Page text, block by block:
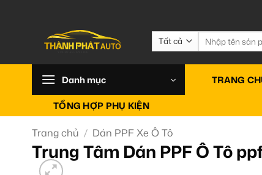
Tìm
kiếm:
Danh mục TRANG
TỔNG HỢP PHỤ KIỆN
Trang chủ / Dán PPF Xe Ô Tô
Trung Tâm Dán PPF Ô Tô